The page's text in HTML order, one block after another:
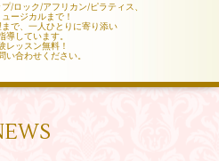
/ロック/アフリカン/ピラティス、
ージカルまで！
で、一人ひとりに寄り添い
導しています。
レッスン無料！
い合わせください。